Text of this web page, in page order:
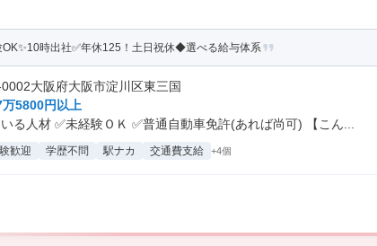
OK✨10時出社✅年休125！土日祝休◆選べる給与体系
大阪府大阪市淀川区東三国
万5800円以上
る人材 ✅未経験ＯＫ ✅普通自動車免許(あれば尚可) 【こん...
歓迎 学歴不問 駅ナカ 交通費支給 +4個